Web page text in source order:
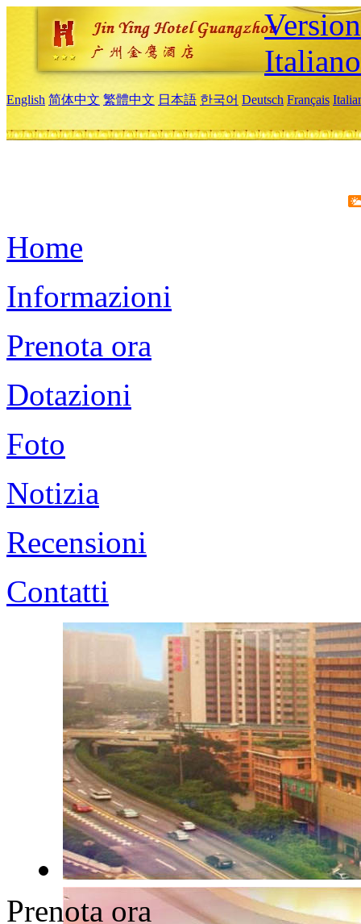
Italiano
English 简体中文 繁體中文 日本語 한국어 Deutsch Français
Home
Informazioni
Prenota ora
Dotazioni
Foto
Notizia
Recensioni
Contatti
Prenota ora